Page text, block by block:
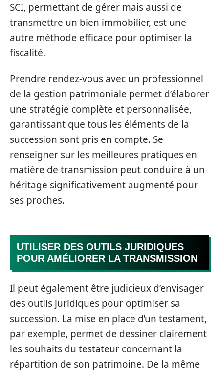
SCI, permettant de gérer mais aussi de
transmettre un bien immobilier, est une
autre méthode efficace pour optimiser la
fiscalité.
Prendre rendez-vous avec un professionnel
de la gestion patrimoniale permet d’élaborer
une stratégie complète et personnalisée,
garantissant que tous les éléments de la
succession sont pris en compte. Se
renseigner sur les meilleures pratiques en
matière de transmission peut conduire à un
héritage significativement augmenté pour
ses proches.
UTILISER DES OUTILS JURIDIQUES
POUR AMÉLIORER LA TRANSMISSION
Il peut également être judicieux d’envisager
des outils juridiques pour optimiser sa
succession. La mise en place d’un testament,
par exemple, permet de dessiner clairement
les souhaits du testateur concernant la
répartition de son patrimoine. De la même